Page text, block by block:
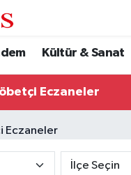
Kültür & Sanat
Eczaneler
Durumu ve Fikstür